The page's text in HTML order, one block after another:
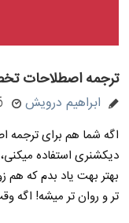
ترجمه اصطلاحات
ابراهیم درویش
اگه شما هم برای
دیکشنری استفاده
بهتر بهت یاد بدم که هم
تر و روان تر میشه! اگه